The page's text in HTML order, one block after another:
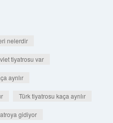
nelerdir
tiyatrosu var
ayrılır
Türk tiyatrosu kaça ayrılır
gidiyor